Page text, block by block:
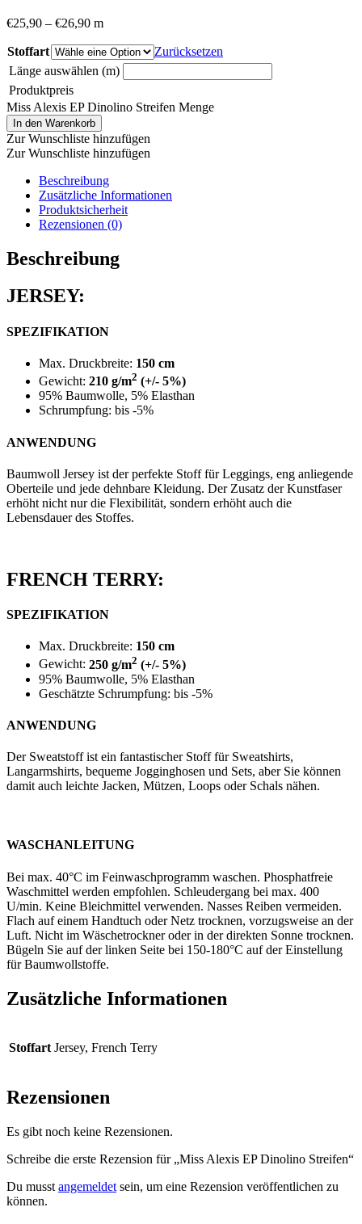
€25,90 – €26,90 m
Stoffart
Zurücksetzen
Länge auswählen (m)
Produktpreis
Miss Alexis EP Dinolino Streifen Menge
In den Warenkorb
Zur Wunschliste hinzufügen
Zur Wunschliste hinzufügen
Beschreibung
Zusätzliche Informationen
Produktsicherheit
Rezensionen (0)
Beschreibung
JERSEY:
SPEZIFIKATION
Max. Druckbreite: 150 cm
Gewicht: 210 g/m2 (+/- 5%)
95% Baumwolle, 5% Elasthan
Schrumpfung: bis -5%
ANWENDUNG
Baumwoll Jersey ist der perfekte Stoff für Leggings, eng anliegende
Oberteile und jede dehnbare Kleidung. Der Zusatz der Kunstfaser
erhöht nicht nur die Flexibilität, sondern erhöht auch die
Lebensdauer des Stoffes.
FRENCH TERRY:
SPEZIFIKATION
Max. Druckbreite: 150 cm
Gewicht: 250 g/m2 (+/- 5%)
95% Baumwolle, 5% Elasthan
Geschätzte Schrumpfung: bis -5%
ANWENDUNG
Der Sweatstoff ist ein fantastischer Stoff für Sweatshirts,
Langarmshirts, bequeme Jogginghosen und Sets, aber Sie können
damit auch leichte Jacken, Mützen, Loops oder Schals nähen.
WASCHANLEITUNG
Bei max. 40°C im Feinwaschprogramm waschen. Phosphatfreie
Waschmittel werden empfohlen. Schleudergang bei max. 400
U/min. Keine Bleichmittel verwenden. Nasses Reiben vermeiden.
Flach auf einem Handtuch oder Netz trocknen, vorzugsweise an der
Luft. Nicht im Wäschetrockner oder in der direkten Sonne trocknen.
Bügeln Sie auf der linken Seite bei 150-180°C auf der Einstellung
für Baumwollstoffe.
Zusätzliche Informationen
Stoffart Jersey, French Terry
Rezensionen
Es gibt noch keine Rezensionen.
Schreibe die erste Rezension für „Miss Alexis EP Dinolino Streifen“
Du musst angemeldet sein, um eine Rezension veröffentlichen zu
können.